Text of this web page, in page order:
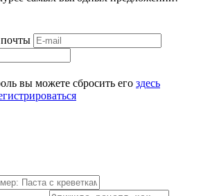
вы можете сбросить его здесь